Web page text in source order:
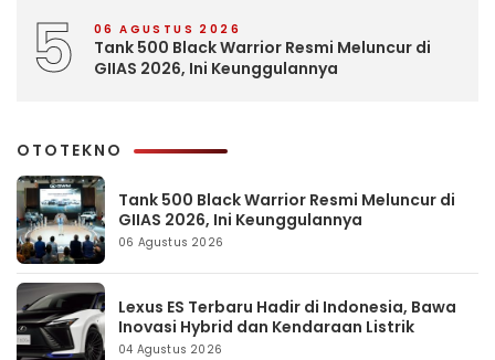
5 06 AGUSTUS 2026
Tank 500 Black Warrior Resmi Meluncur di
GIIAS 2026, Ini Keunggulannya
OTOTEKNO
Tank 500 Black Warrior Resmi Meluncur di
GIIAS 2026, Ini Keunggulannya
06 Agustus 2026
Lexus ES Terbaru Hadir di Indonesia, Bawa
Inovasi Hybrid dan Kendaraan Listrik
04 Agustus 2026